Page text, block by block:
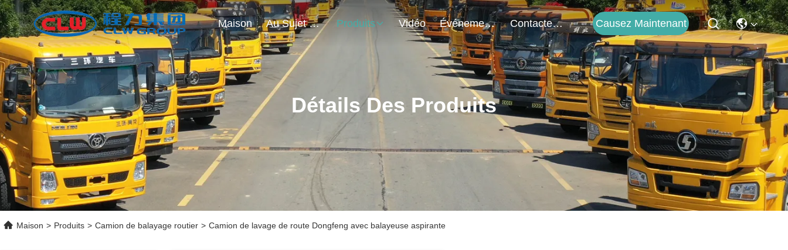
Maison Au Sujet De Nous Produits Vidéo Événements Contactez-Nous Causez Maintenant
Détails Des Produits
Maison > Produits > Camion de balayage routier > Camion de lavage de route Dongfeng avec balayeuse aspirante